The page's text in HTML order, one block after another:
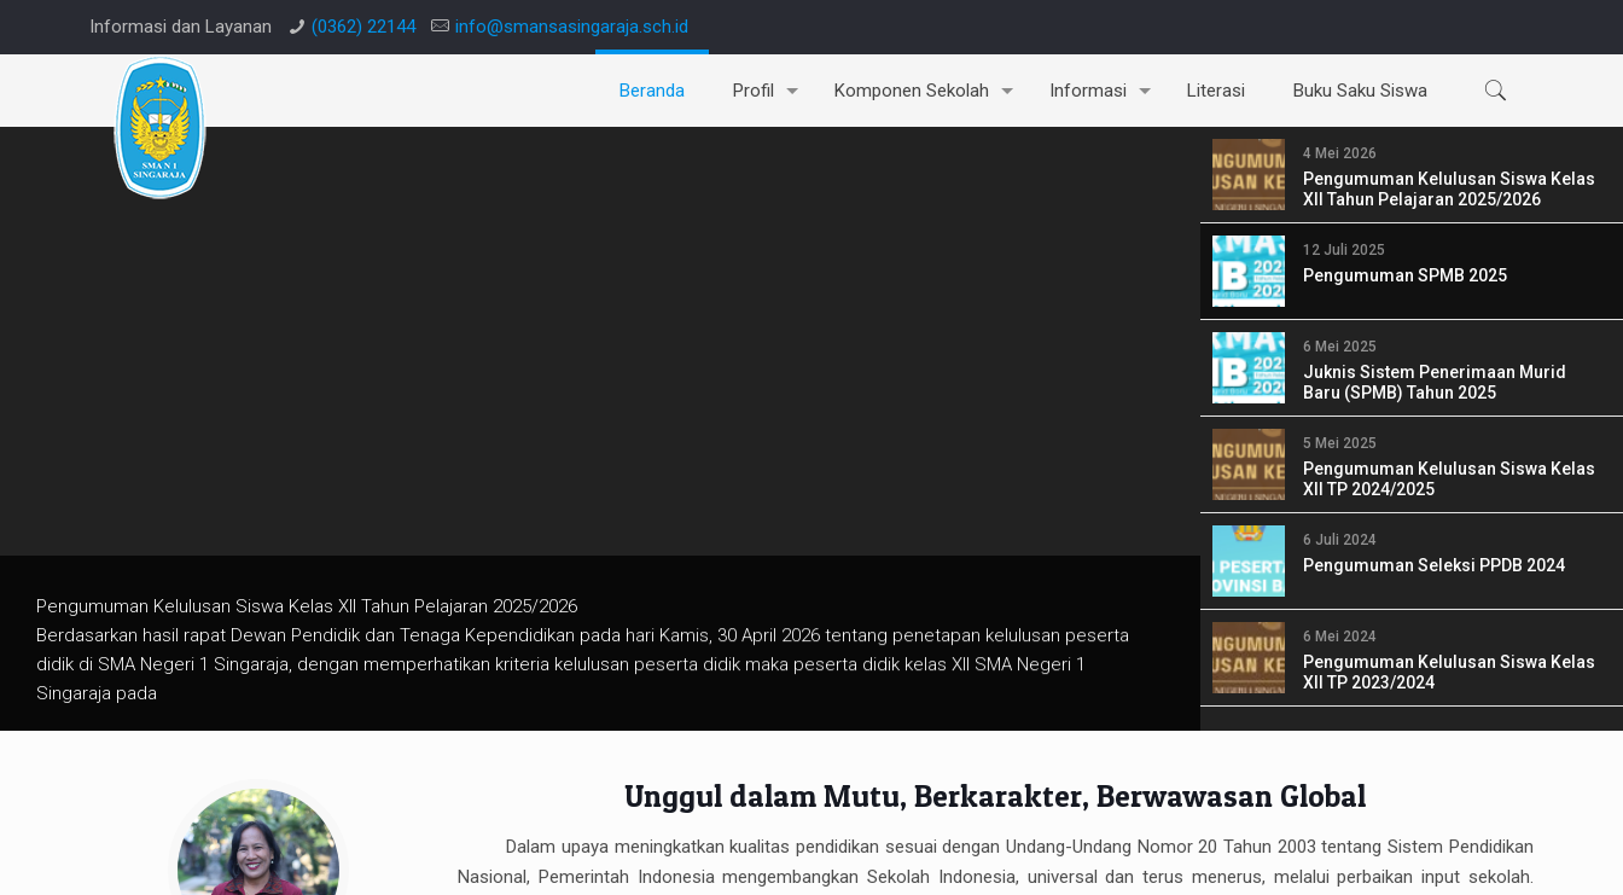
Informasi dan Layanan (0362) 22144 info@smansasingaraja.sch.id
Beranda Profil Komponen Sekolah Informasi Literasi Buku Saku Siswa
4 Mei 2026
Pengumuman Kelulusan Siswa Kelas
XII Tahun Pelajaran 2025/2026
12 Juli 2025
Pengumuman SPMB 2025
6 Mei 2025
Juknis Sistem Penerimaan Murid
Baru (SPMB) Tahun 2025
5 Mei 2025
Pengumuman Kelulusan Siswa Kelas
XII TP 2024/2025
6 Juli 2024
Pengumuman Seleksi PPDB 2024
6 Mei 2024
Pengumuman Kelulusan Siswa Kelas
XII TP 2023/2024
Unggul dalam Mutu, Berkarakter, Berwawasan Global
Dalam upaya meningkatkan kualitas pendidikan sesuai dengan Undang-Undang Nomor 20 Tahun 2003 tentang Sistem Pendidikan
Nasional, Pemerintah Indonesia mengembangkan Sekolah Indonesia, universal dan terus menerus, melalui perbaikan input sekolah.